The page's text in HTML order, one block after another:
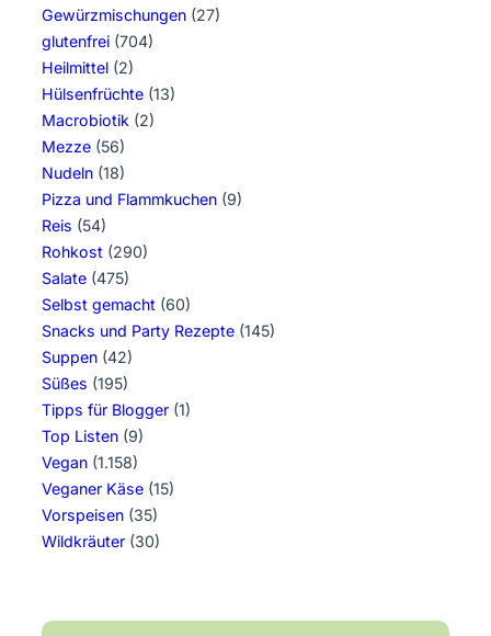
Gewürzmischungen (27)
glutenfrei (704)
Heilmittel (2)
Hülsenfrüchte (13)
Macrobiotik (2)
Mezze (56)
Nudeln (18)
Pizza und Flammkuchen (9)
Reis (54)
Rohkost (290)
Salate (475)
Selbst gemacht (60)
Snacks und Party Rezepte (145)
Suppen (42)
Süßes (195)
Tipps für Blogger (1)
Top Listen (9)
Vegan (1.158)
Veganer Käse (15)
Vorspeisen (35)
Wildkräuter (30)